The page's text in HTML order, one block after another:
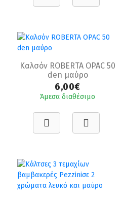
Καλσόν ROBERTA OPAC 50
den μαύρο
6,00€
Άμεσα διαθέσιμο